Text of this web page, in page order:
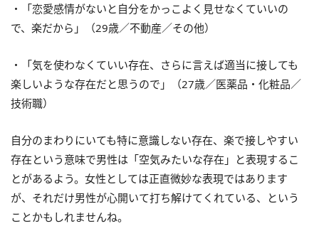
・「恋愛感情がないと自分をかっこよく見せなくていいの
で、楽だから」（29歳／不動産／その他）
・「気を使わなくていい存在、さらに言えば適当に接しても
楽しいような存在だと思うので」（27歳／医薬品・化粧品／
技術職）
自分のまわりにいても特に意識しない存在、楽で接しやすい
存在という意味で男性は「空気みたいな存在」と表現するこ
とがあるよう。女性としては正直微妙な表現ではあります
が、それだけ男性が心開いて打ち解けてくれている、という
ことかもしれませんね。